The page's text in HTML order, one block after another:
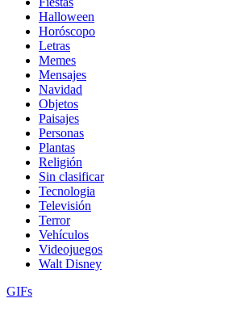
Halloween
Horóscopo
Letras
Memes
Mensajes
Navidad
Objetos
Paisajes
Personas
Plantas
Religión
Sin clasificar
Tecnologia
Televisión
Terror
Vehículos
Videojuegos
Walt Disney
GIFs